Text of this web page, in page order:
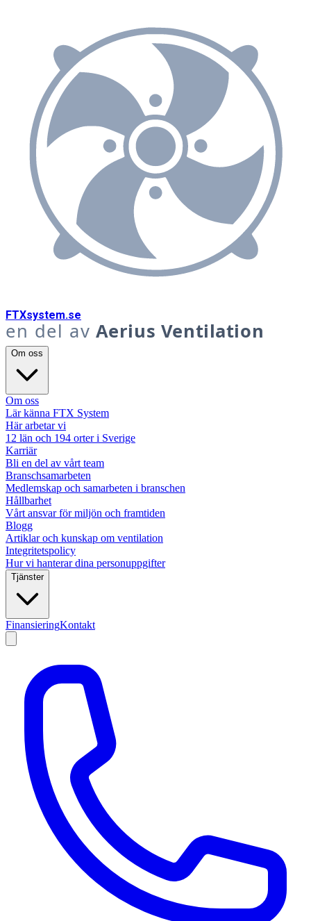
FTXsystem.se
en del av Aerius Ventilation
Om oss
Om oss
Lär känna FTX System
Här arbetar vi
12 län och 194 orter i Sverige
Karriär
Bli en del av vårt team
Branschsamarbeten
Medlemskap och samarbeten i branschen
Hållbarhet
Vårt ansvar för miljön och framtiden
Blogg
Artiklar och kunskap om ventilation
Integritetspolicy
Hur vi hanterar dina personuppgifter
Tjänster
FinansieringKontakt